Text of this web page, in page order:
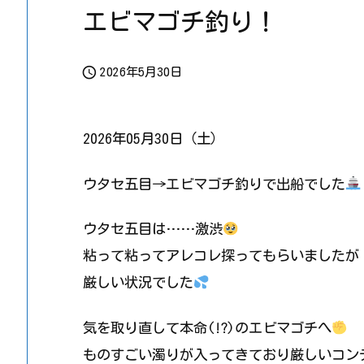
エビマゴチ釣り！
 2026年5月30日
2026年05月30日（土）
ウタセ五目→エビマゴチ釣りで出船でした
ウタセ五目は……激渋
粘って粘ってアレコレ探ってもらいましたが
厳しい状況でした
気を取り直して本命(!?)のエビマゴチへ
ものすごい濁りが入ってきており厳しいコン